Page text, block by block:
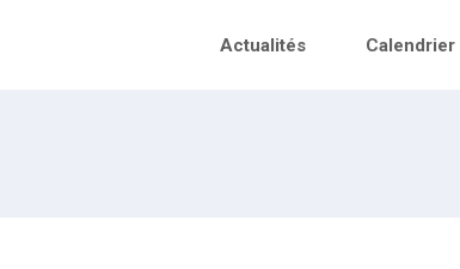
Actualités Calendrier